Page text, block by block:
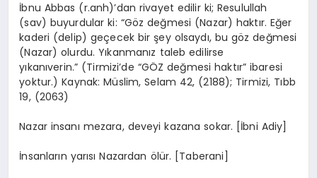
İbnu Abbas (r.anh)’dan rivayet edilir ki; Resulullah
(sav) buyurdular ki: “Göz değmesi (Nazar) haktır. Eğer
kaderi (delip) geçecek bir şey olsaydı, bu göz değmesi
(Nazar) olurdu. Yıkanmanız taleb edilirse
yıkanıverin.” (Tirmizi’de “GÖZ değmesi haktır” ibaresi
yoktur.) Kaynak: Müslim, Selam 42, (2188); Tirmizi, Tıbb
19, (2063)
Nazar insanı mezara, deveyi kazana sokar. [İbni Adiy]
İnsanların yarısı Nazardan ölür. [Taberani]